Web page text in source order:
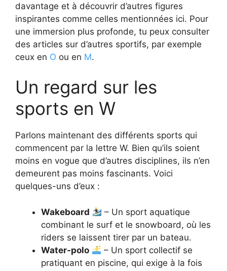
davantage et à découvrir d’autres figures
inspirantes comme celles mentionnées ici. Pour
une immersion plus profonde, tu peux consulter
des articles sur d’autres sportifs, par exemple
ceux en O ou en M.
Un regard sur les
sports en W
Parlons maintenant des différents sports qui
commencent par la lettre W. Bien qu’ils soient
moins en vogue que d’autres disciplines, ils n’en
demeurent pas moins fascinants. Voici
quelques-uns d’eux :
Wakeboard
– Un sport aquatique
combinant le surf et le snowboard, où les
riders se laissent tirer par un bateau.
Water-polo
– Un sport collectif se
pratiquant en piscine, qui exige à la fois